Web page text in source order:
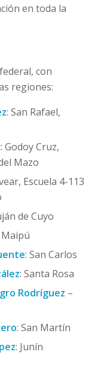
en toda la
con
regiones:
: San Rafael,
Godoy Cruz,
Mazo
Escuela 4-113
de Cuyo
Maipú
: San Carlos
: Santa Rosa
Rodríguez –
: San Martín
: Junín